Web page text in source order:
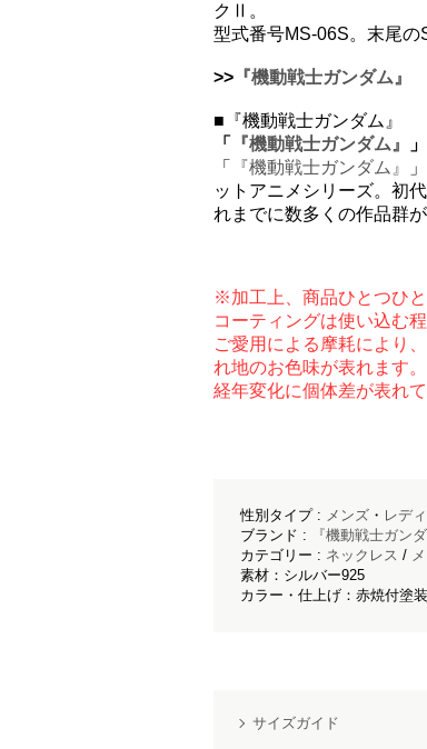
クⅡ。
型式番号MS-06S。末尾の
>> 『機動戦士ガンダム』
■『機動戦士ガンダム』
「
『機動戦士ガンダム』 」
「
『機動戦士ガンダム』
ットアニメシリーズ。初
れまでに数多くの作品群
※加工上、商品ひとつひ
コーティングは使い込む
ご愛用による摩耗により
れ地のお色味が表れます
経年変化に個体差が表れて
性別タイプ : メンズ ・ レデ
ブランド :
『機動戦士ガンダ
カテゴリー : ネックレス /
素材：シルバー925
カラー・仕上げ：赤焼付塗
サイズガイド